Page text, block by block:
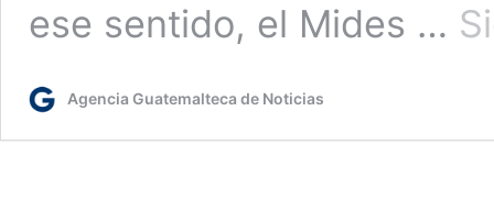
ese sentido, el Mides …
Agencia Guatemalteca de Noticias